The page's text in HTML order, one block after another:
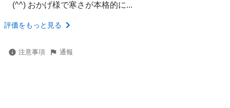
(^^) おかげ様で寒さが本格的に...
評価をもっと見る
注意事項 通報